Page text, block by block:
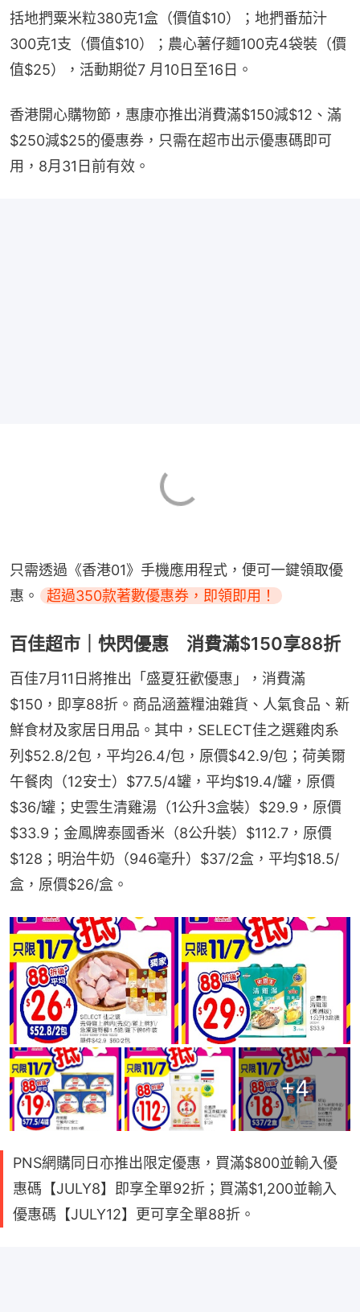
括地捫粟米粒380克1盒（價值$10）；地捫番茄汁
300克1支（價值$10）；農心薯仔麵100克4袋裝（價
值$25），活動期從7 月10日至16日。
香港開心購物節，惠康亦推出消費滿$150減$12、滿
$250減$25的優惠券，只需在超市出示優惠碼即可
用，8月31日前有效。
只需透過《香港01》手機應用程式，便可一鍵領取優
惠。
超過350款著數優惠券，即領即用！
百佳超市｜快閃優惠 消費滿$150享88折
百佳7月11日將推出「盛夏狂歡優惠」，消費滿
$150，即享88折。商品涵蓋糧油雜貨、人氣食品、新
鮮食材及家居日用品。其中，SELECT佳之選雞肉系
列$52.8/2包，平均26.4/包，原價$42.9/包；荷美爾
午餐肉（12安士）$77.5/4罐，平均$19.4/罐，原價
$36/罐；史雲生清雞湯（1公升3盒裝）$29.9，原價
$33.9；金鳳牌泰國香米（8公升裝）$112.7，原價
$128；明治牛奶（946毫升）$37/2盒，平均$18.5/
盒，原價$26/盒。
+4
PNS網購同日亦推出限定優惠，買滿$800並輸入優
惠碼【JULY8】即享全單92折；買滿$1,200並輸入
優惠碼【JULY12】更可享全單88折。